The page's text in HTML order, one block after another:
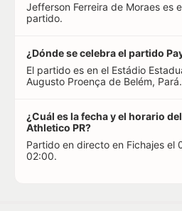
Jefferson Ferreira de Moraes es
partido.
¿Dónde se celebra el partido
El partido es en el Estádio
Augusto Proença de Belém, Pará.
¿Cuál es la fecha y el horario
Athletico PR?
Partido en directo en Fichajes el
02:00.